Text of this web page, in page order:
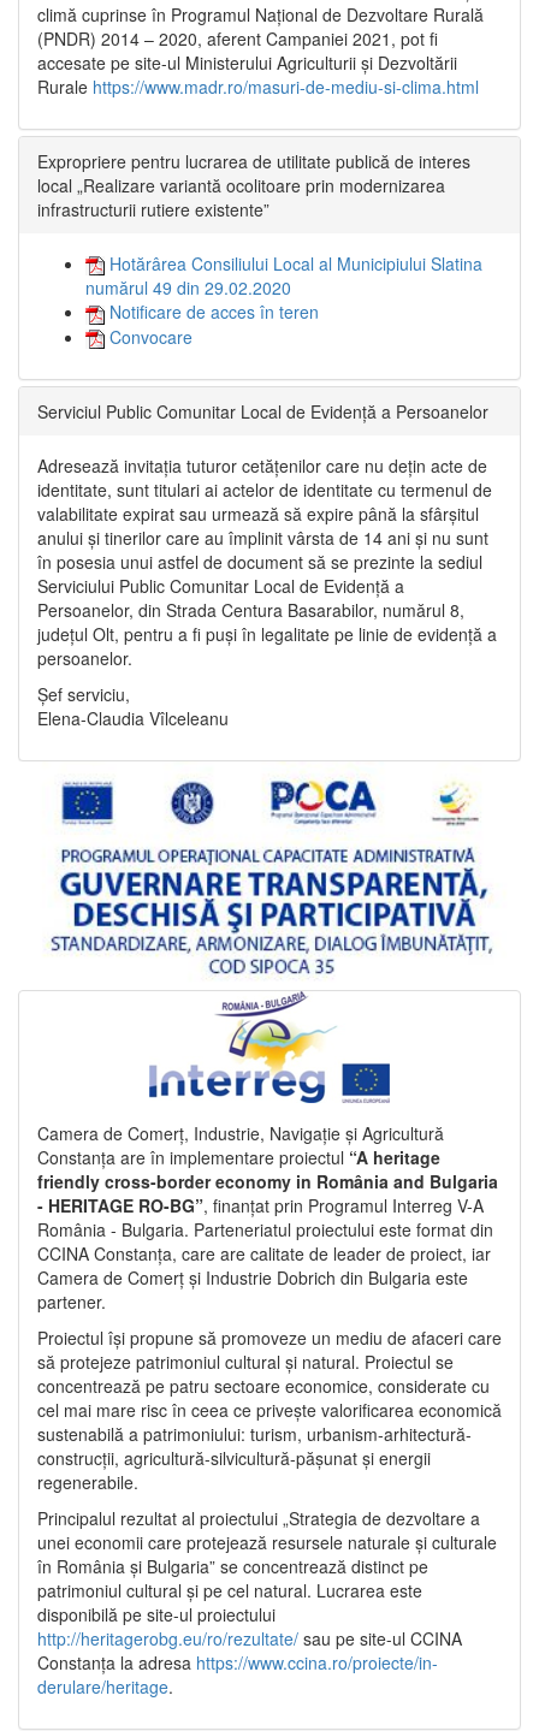
climă cuprinse în Programul Național de Dezvoltare Rurală
(PNDR) 2014 – 2020, aferent Campaniei 2021, pot fi
accesate pe site-ul Ministerului Agriculturii și Dezvoltării
Rurale https://www.madr.ro/masuri-de-mediu-si-clima.html
Expropriere pentru lucrarea de utilitate publică de interes
local „Realizare variantă ocolitoare prin modernizarea
infrastructurii rutiere existente”
Hotărârea Consiliului Local al Municipiului Slatina
numărul 49 din 29.02.2020
Notificare de acces în teren
Convocare
Serviciul Public Comunitar Local de Evidență a Persoanelor
Adresează invitația tuturor cetățenilor care nu dețin acte de
identitate, sunt titulari ai actelor de identitate cu termenul de
valabilitate expirat sau urmează să expire până la sfârșitul
anului și tinerilor care au împlinit vârsta de 14 ani și nu sunt
în posesia unui astfel de document să se prezinte la sediul
Serviciului Public Comunitar Local de Evidență a
Persoanelor, din Strada Centura Basarabilor, numărul 8,
județul Olt, pentru a fi puși în legalitate pe linie de evidență a
persoanelor.
Șef serviciu,
Elena-Claudia Vîlceleanu
Camera de Comerț, Industrie, Navigație și Agricultură
Constanța are în implementare proiectul “A heritage
friendly cross-border economy in România and Bulgaria
- HERITAGE RO-BG”, finanțat prin Programul Interreg V-A
România - Bulgaria. Parteneriatul proiectului este format din
CCINA Constanța, care are calitate de leader de proiect, iar
Camera de Comerț și Industrie Dobrich din Bulgaria este
partener.
Proiectul își propune să promoveze un mediu de afaceri care
să protejeze patrimoniul cultural și natural. Proiectul se
concentrează pe patru sectoare economice, considerate cu
cel mai mare risc în ceea ce privește valorificarea economică
sustenabilă a patrimoniului: turism, urbanism-arhitectură-
construcții, agricultură-silvicultură-pășunat și energii
regenerabile.
Principalul rezultat al proiectului „Strategia de dezvoltare a
unei economii care protejează resursele naturale și culturale
în România și Bulgaria” se concentrează distinct pe
patrimoniul cultural și pe cel natural. Lucrarea este
disponibilă pe site-ul proiectului
http://heritagerobg.eu/ro/rezultate/ sau pe site-ul CCINA
Constanța la adresa https://www.ccina.ro/proiecte/in-
derulare/heritage.